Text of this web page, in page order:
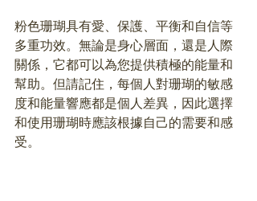
粉色珊瑚具有愛、保護、平衡和自信等
多重功效。無論是身心層面，還是人際
關係，它都可以為您提供積極的能量和
幫助。但請記住，每個人對珊瑚的敏感
度和能量響應都是個人差異，因此選擇
和使用珊瑚時應該根據自己的需要和感
受。